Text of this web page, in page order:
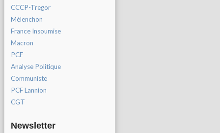
CCCP-Tregor
Mélenchon
France Insoumise
Macron
PCF
Analyse Politique
Communiste
PCF Lannion
CGT
Newsletter